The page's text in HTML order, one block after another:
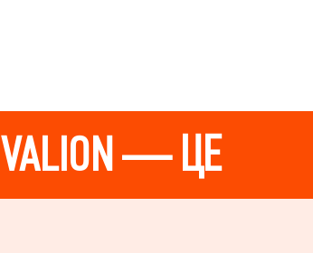
VALION — ЦЕ